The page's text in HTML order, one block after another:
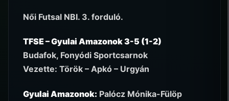
Női Futsal NBI. 3. forduló.
TFSE – Gyulai Amazonok 3-5 (1-2)
Budafok, Fonyódi Sportcsarnok
Vezette: Török – Apkó – Urgyán
Gyulai Amazonok: Palócz Mónika-Fülöp